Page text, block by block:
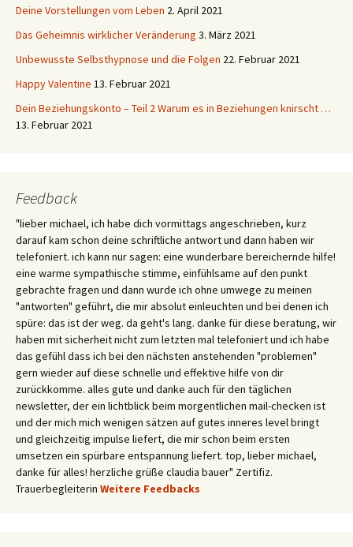
Deine Vorstellungen vom Leben 2. April 2021
Das Geheimnis wirklicher Veränderung 3. März 2021
Unbewusste Selbsthypnose und die Folgen 22. Februar 2021
Happy Valentine 13. Februar 2021
Dein Beziehungskonto – Teil 2 Warum es in Beziehungen knirscht …
13. Februar 2021
Feedback
"lieber michael, ich habe dich vormittags angeschrieben, kurz
darauf kam schon deine schriftliche antwort und dann haben wir
telefoniert. ich kann nur sagen: eine wunderbare bereichernde hilfe!
eine warme sympathische stimme, einfühlsame auf den punkt
gebrachte fragen und dann wurde ich ohne umwege zu meinen
"antworten" geführt, die mir absolut einleuchten und bei denen ich
spüre: das ist der weg. da geht's lang. danke für diese beratung, wir
haben mit sicherheit nicht zum letzten mal telefoniert und ich habe
das gefühl dass ich bei den nächsten anstehenden "problemen"
gern wieder auf diese schnelle und effektive hilfe von dir
zurückkomme. alles gute und danke auch für den täglichen
newsletter, der ein lichtblick beim morgentlichen mail-checken ist
und der mich mich wenigen sätzen auf gutes inneres level bringt
und gleichzeitig impulse liefert, die mir schon beim ersten
umsetzen ein spürbare entspannung liefert. top, lieber michael,
danke für alles! herzliche grüße claudia bauer" Zertifiz.
Trauerbegleiterin Weitere Feedbacks